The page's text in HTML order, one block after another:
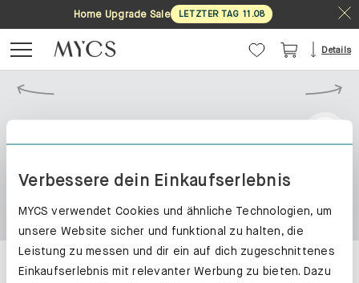
Verbessere dein Einkaufserlebnis
MYCS verwendet Cookies und ähnliche Technologien, um
unsere Website sicher und funktional zu halten, die
Leistung zu messen und dir ein auf dich zugeschnittenes
Einkaufserlebnis mit relevanter Werbung zu bieten. Dazu
Home Upgrade Sale LETZTER TAG 11 .08
Details